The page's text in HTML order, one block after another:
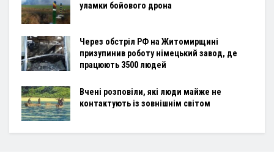
уламки бойового дрона
Через обстріл РФ на Житомирщині
призупинив роботу німецький завод, де
працюють 3500 людей
Вчені розповіли, які люди майже не
контактують із зовнішнім світом